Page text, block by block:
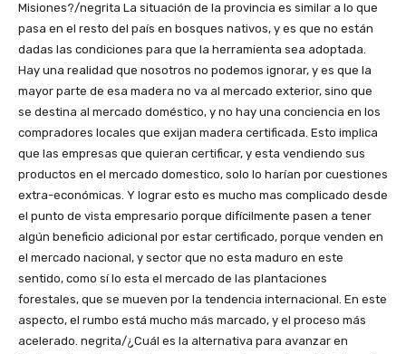
Misiones?/negrita La situación de la provincia es similar a lo que
pasa en el resto del país en bosques nativos, y es que no están
dadas las condiciones para que la herramienta sea adoptada.
Hay una realidad que nosotros no podemos ignorar, y es que la
mayor parte de esa madera no va al mercado exterior, sino que
se destina al mercado doméstico, y no hay una conciencia en los
compradores locales que exijan madera certificada. Esto implica
que las empresas que quieran certificar, y esta vendiendo sus
productos en el mercado domestico, solo lo harían por cuestiones
extra-económicas. Y lograr esto es mucho mas complicado desde
el punto de vista empresario porque difícilmente pasen a tener
algún beneficio adicional por estar certificado, porque venden en
el mercado nacional, y sector que no esta maduro en este
sentido, como sí lo esta el mercado de las plantaciones
forestales, que se mueven por la tendencia internacional. En este
aspecto, el rumbo está mucho más marcado, y el proceso más
acelerado. negrita/¿Cuál es la alternativa para avanzar en